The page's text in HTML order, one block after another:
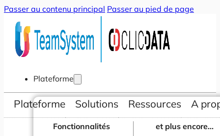
Passer au contenu principal Passer au pied de page
Plateforme
Fonctionnalités
et plus encore...
Plateforme Solutions Ressources A